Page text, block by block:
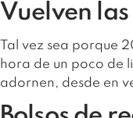
Vuelven
Tal vez sea porque
hora de un poco de
adornen, desde en